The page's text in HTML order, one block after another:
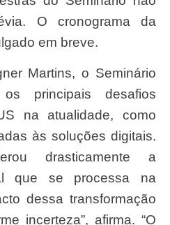
O cronograma da
em breve.
principais desafios
na atualidade, como
às soluções digitais.
drasticamente a
que se processa na
dessa transformação
incerteza”, afirma. “O